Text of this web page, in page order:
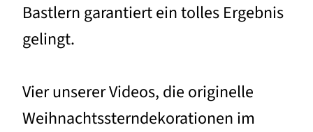
Bastlern garantiert ein tolles Ergebnis
gelingt.
Vier unserer Videos, die originelle
Weihnachtssterndekorationen im